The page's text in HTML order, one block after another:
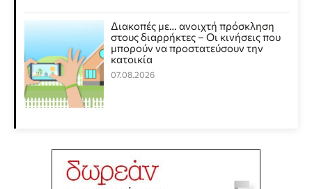
Διακοπές με… ανοιχτή πρόσκληση
στους διαρρήκτες – Οι κινήσεις που
μπορούν να προστατεύσουν την
κατοικία
07.08.2026